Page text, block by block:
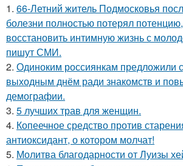
1. 66-Летний житель Подмосковья
болезни полностью потерял
восстановить интимную жизнь с
пишут СМИ.
2. Одиноким россиянкам предложили
выходным днём ради знакомств и
демографии.
3. 5 лучших трав для женщин.
4. Копеечное средство против
антиоксидант, о котором молчат!
5. Молитва благодарности от Луизы